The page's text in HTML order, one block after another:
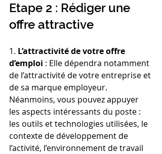
Etape 2 : Rédiger une
offre attractive
1. L’attractivité de votre offre
d’emploi : Elle dépendra notamment
de l’attractivité de votre entreprise et
de sa marque employeur.
Néanmoins, vous pouvez appuyer
les aspects intéressants du poste :
les outils et technologies utilisées, le
contexte de développement de
l’activité, l’environnement de travail